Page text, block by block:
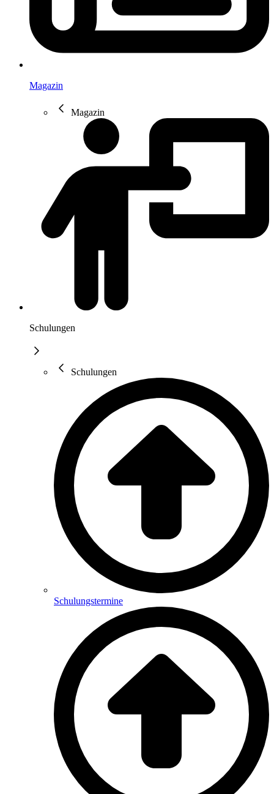
Magazin
Magazin
Schulungen
Schulungen
Schulungstermine